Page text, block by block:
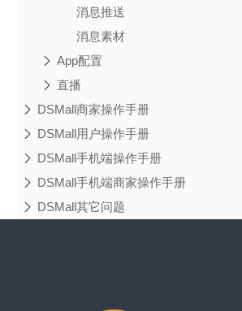
消息推送
消息素材
App配置
直播
DSMall商家操作手册
DSMall用户操作手册
DSMall手机端操作手册
DSMall手机端商家操作手册
DSMall其它问题